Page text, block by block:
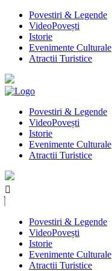
Povestiri & Legende
VideoPovești
Istorie
Evenimente Culturale
Atractii Turistice
Povestiri & Legende
VideoPovești
Istorie
Evenimente Culturale
Atractii Turistice
Povestiri & Legende
VideoPovești
Istorie
Evenimente Culturale
Atractii Turistice